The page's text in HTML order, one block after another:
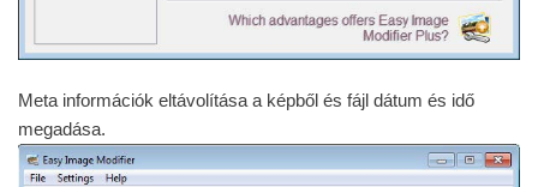
Meta információk eltávolítása a képből és fájl dátum és idő
megadása.